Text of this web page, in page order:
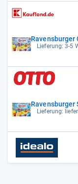
Ravensburger
Lieferung: 3-5
Ravensburger
Lieferung: